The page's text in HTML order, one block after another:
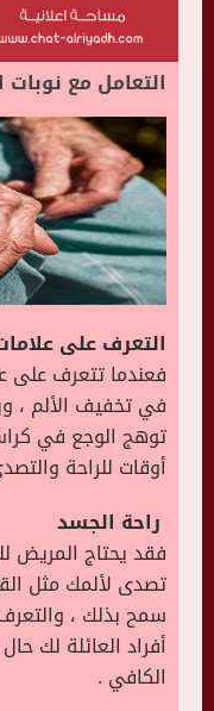
التعامل مع
التعرف على
فعندما تتعرف على
في تخفيف الألم ،
توهج الوجع في
أوقات للراحة
راحة الجسد
فقد يحتاج المريض
تصدى لألمك مثل
سمح بذلك ،
أفراد العائلة لك
الكافي .